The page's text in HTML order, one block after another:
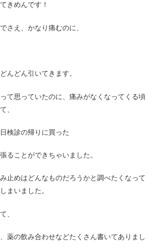
きめんです！
さえ、かなり痛むのに、
んどん引いてきます。
て思っていたのに、痛みがなくなってくる頃
、
検診の帰りに買った
ることができちゃいました。
止めはどんなものだろうかと調べたくなって
まいました。
、
薬の飲み合わせなどたくさん書いてありまし